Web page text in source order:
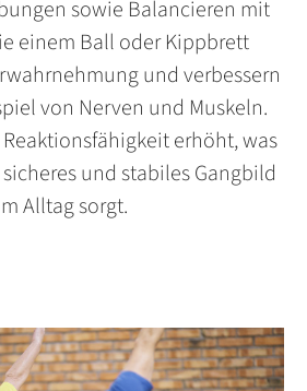
sowie Balancieren mit
einem Ball oder Kippbrett
und verbessern
von Nerven und Muskeln.
erhöht, was
und stabiles Gangbild
Alltag sorgt.